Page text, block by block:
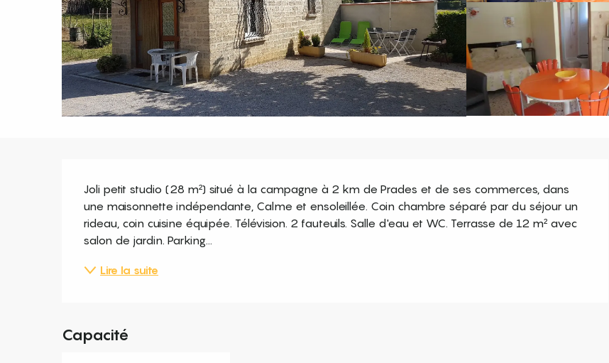
Description
Joli petit studio (28 m²) situé à la campagne à 2 km de Prades et de ses commerces, dans
une maisonnette indépendante, Calme et ensoleillée. Coin chambre séparé par du séjour un
rideau, coin cuisine équipée. Télévision. 2 fauteuils. Salle d'eau et WC. Terrasse de 12 m² avec
salon de jardin. Parking...
Lire la suite
Capacité